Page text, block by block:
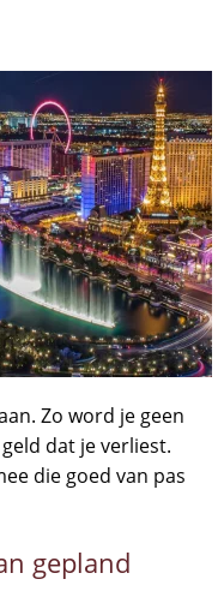
Zo word je geen
dat je verliest.
die goed van pas
gepland